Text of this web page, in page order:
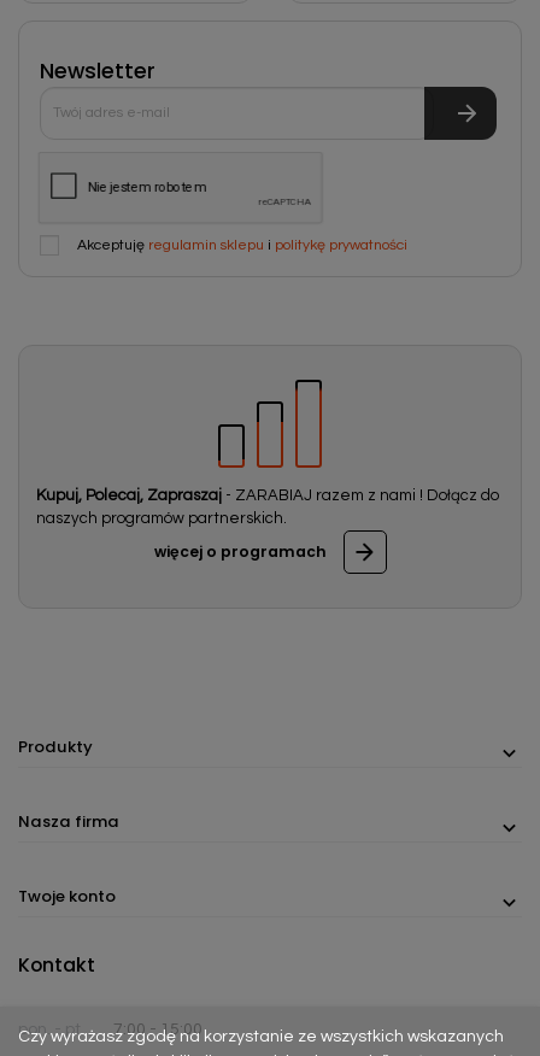
Newsletter
Akceptuję regulamin sklepu i politykę prywatności
Kupuj, Polecaj, Zapraszaj - ZARABIAJ razem z nami ! Dołącz do
naszych programów partnerskich.
więcej o programach
Produkty
Nasza firma
Twoje konto
Czy wyrażasz zgodę na korzystanie ze wszystkich wskazanych
Kontakt
pon. - pt.
7:00 - 15:00